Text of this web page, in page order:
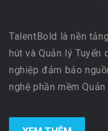
TalentBold là nền
hút và Quản lý Tuyển
nghiệp đảm bảo
nghệ phần mềm